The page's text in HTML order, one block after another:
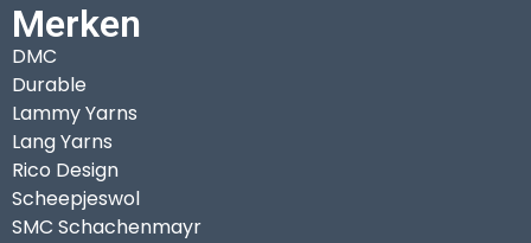
Merken
DMC
Durable
Lammy Yarns
Lang Yarns
Rico Design
Scheepjeswol
SMC Schachenmayr